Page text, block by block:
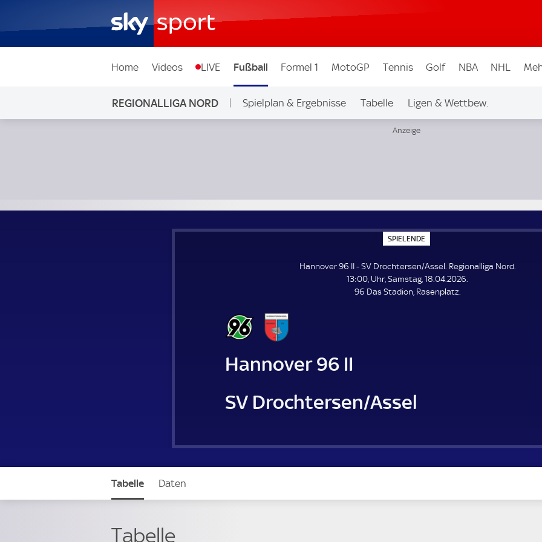
Home Videos LIVE Fußball Formel 1 MotoGP Tennis Golf NBA NHL
REGIONALLIGA NORD Spielplan & Ergebnisse Tabelle Ligen & Wettbew.
SPIELENDE
P
E
L
E
N
Hannover 96 II - SV Drochtersen/Assel. Regionalliga Nord.
13:00, Uhr, Samstag, 18.04.2026.
96 Das Stadion, Rasenplatz.
Hannover 96 II
SV Drochtersen/Assel
Tabelle Daten
Tabelle